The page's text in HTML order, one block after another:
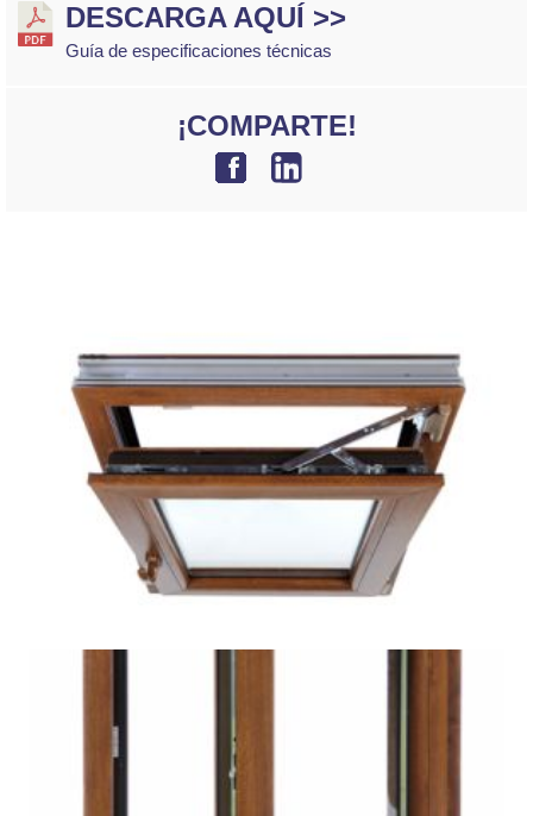
DESCARGA AQUÍ >>
Guía de especificaciones técnicas
¡COMPARTE!